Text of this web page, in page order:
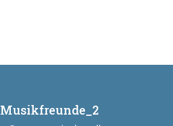
Musikfreunde_2